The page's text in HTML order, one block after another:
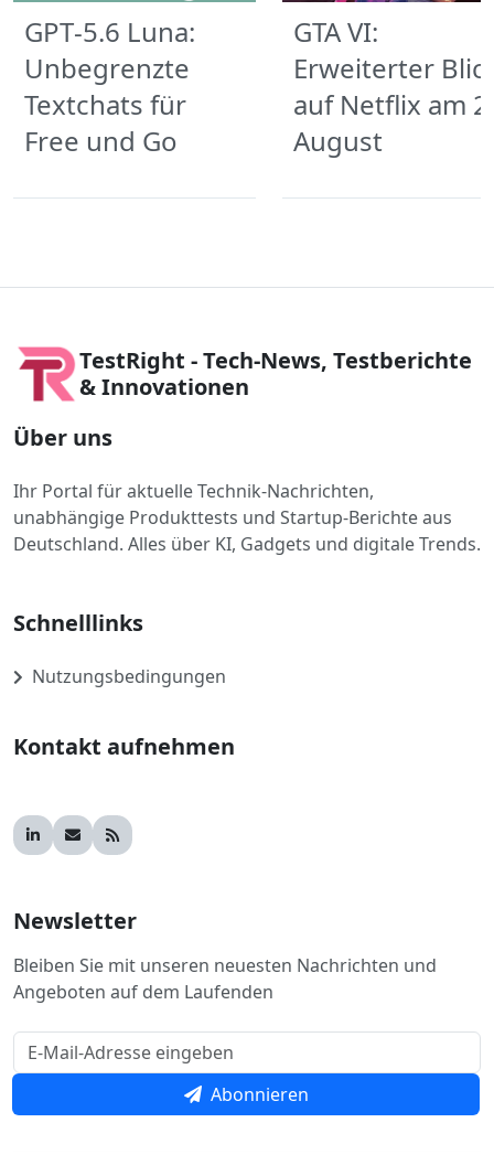
GPT‑5.6 Luna:
Unbegrenzte
Textchats für
Free und Go
GTA VI:
Erweiterter
auf Netflix am
August
TestRight - Tech-News, Testberichte
& Innovationen
Über uns
Ihr Portal für aktuelle Technik-Nachrichten,
unabhängige Produkttests und Startup-Berichte aus
Deutschland. Alles über KI, Gadgets und digitale Trends.
Schnelllinks
Nutzungsbedingungen
Kontakt aufnehmen
Newsletter
Bleiben Sie mit unseren neuesten Nachrichten und
Angeboten auf dem Laufenden
Abonnieren